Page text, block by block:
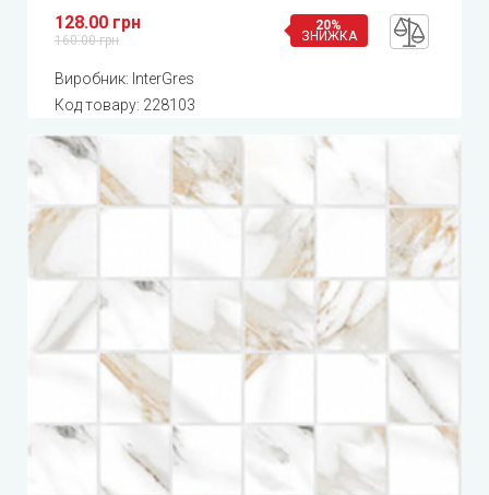
128.00 грн
160.00 грн
20%
ЗНИЖКА
Виробник: InterGres
Код товару: 228103